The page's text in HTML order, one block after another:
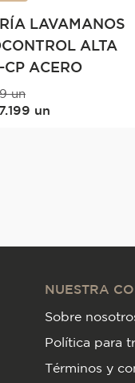
LAVAMANOS
ALTA
CP ACERO
un
.199 un
NUESTRA
Sobre
Política para
Términos y